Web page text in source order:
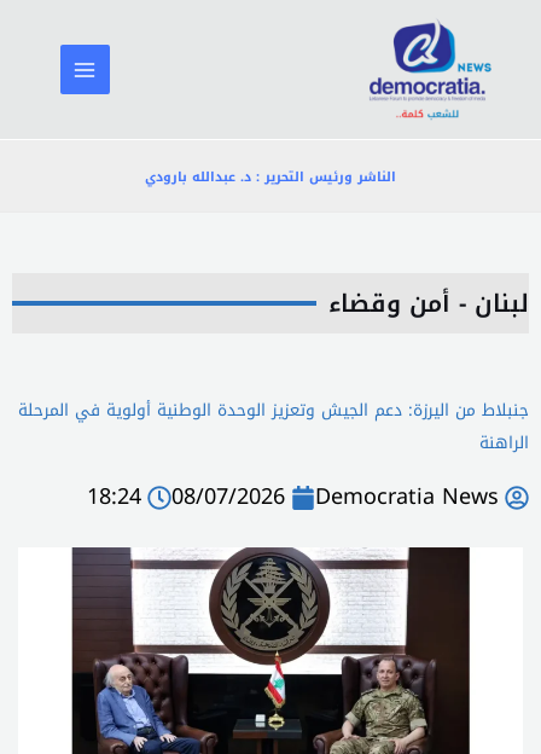
المحتوى
الناشر ورئيس التحرير : د. عبدالله بارودي
لبنان - أمن وقضاء
جنبلاط من اليرزة: دعم الجيش وتعزيز الوحدة الوطنية أولوية في المرحلة
الراهنة
Democratia News
08/07/2026
18:24